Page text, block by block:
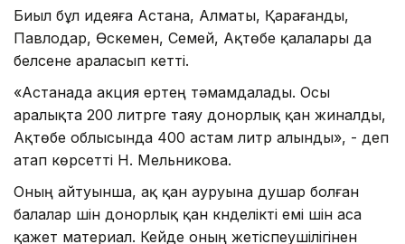
Биыл бұл идеяға Астана, Алматы, Қарағанды,
Павлодар, Өскемен, Семей, Ақтөбе қалалары да
белсене араласып кетті.
«Астанада акция ертең тәмамдалады. Осы
аралықта 200 литрге таяу донорлық қан жиналды,
Ақтөбе облысында 400 астам литр алынды», - деп
атап көрсетті Н. Мельникова.
Оның айтуынша, ақ қан ауруына душар болған
балалар үшін донорлық қан күнделікті емі үшін аса
қажет материал. Кейде оның жетіспеушілігінен